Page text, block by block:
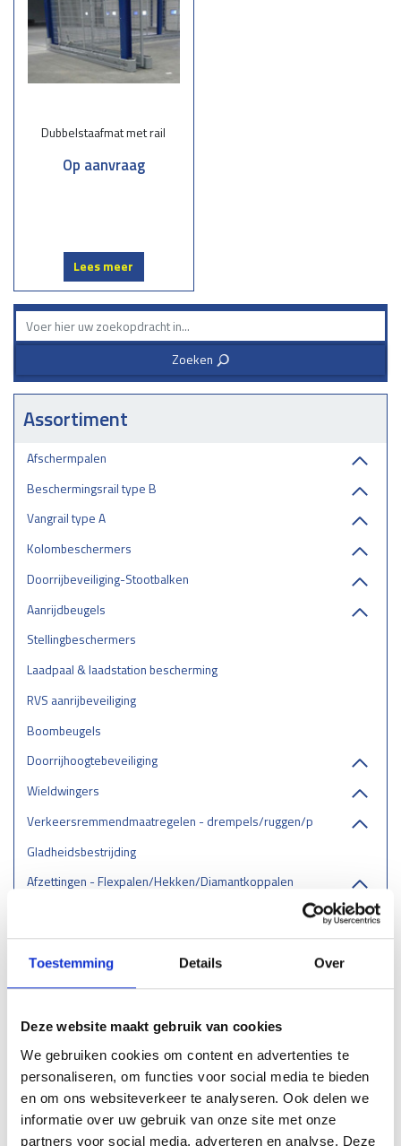
Toestemming Details Over
Deze website maakt gebruik van cookies
We gebruiken cookies om content en advertenties te
personaliseren, om functies voor social media te bieden
en om ons websiteverkeer te analyseren. Ook delen we
informatie over uw gebruik van onze site met onze
partners voor social media, adverteren en analyse. Deze
Zoeken 3
Assortiment
Afschermpalen
Beschermingsrail type B
Vangrail type A
Kolombeschermers
Doorrijbeveiliging-Stootbalken
Aanrijdbeugels
Stellingbeschermers
Laadpaal & laadstation bescherming
RVS aanrijbeveiliging
Boombeugels
Doorrijhoogtebeveiliging
Wieldwingers
Verkeersremmendmaatregelen - drempels/ruggen/parkeerstops
Gladheidsbestrijding
Afzettingen - Flexpalen/Hekken/Diamantkoppalen
Stootrand & Stootlijst
Straatmeubilair
Hekwerk
Dubbelstaafmat
Gaashekwerk
Klappoorten - Klaphek
Leuninghekwerk
Bedrijventerreinen:Bescherm uw terrein tegen ongewenste toegang.
Sportvelden:Zorg voor stevige afscherming zonder het zicht te
belemmeren.
Scholen:Veiligheid voor kinderen met duurzame omheiningen.
Onze werkwijze
Advies op maat:Samen bespreken we uw wensen en de meest
Kies voor een betrouwbare en complete service in dubbelstaafmatten.
Neem vandaag nog contact met ons op voor een vrijblijvende offerte
of persoonlijk advies. Samen zorgen we voor een stevig en stijlvol
hekwerk dat jaren meegaat!
Dubbelstaafmat met rail
Op aanvraag
Lees meer